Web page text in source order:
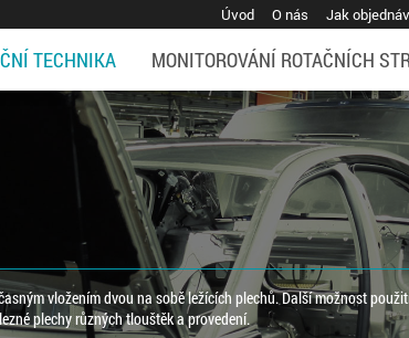
Úvod O nás Jak
TECHNIKA MONITOROVÁNÍ ROTAČNÍCH
vložením dvou na sobě ležících plechů. Další možnost
plechy různých tlouštěk a provedení.